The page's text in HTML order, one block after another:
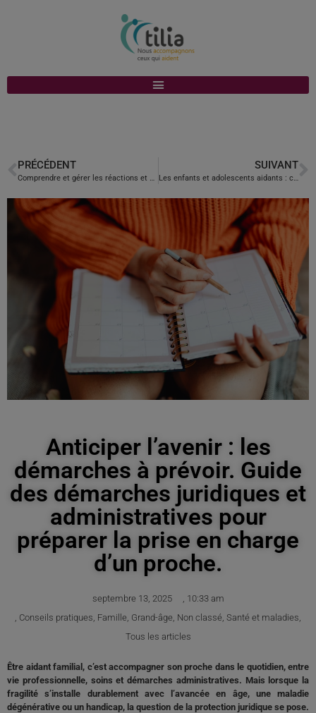
PRÉCÉDENT
Comprendre et gérer les réactions et comportements difficiles de son proche. Astuces pour faire face à l’agitation, l’agressivité ou l’apathie.
SUIVANT
Les enfants et adolescents aidants : comment les accompagner ? Comment trouver un équilibre entre la fratrie et l’enfant aidé ?
Anticiper l’avenir : les
démarches à prévoir. Guide
des démarches juridiques et
administratives pour
préparer la prise en charge
d’un proche.
septembre 13, 2025
10:33 am
Conseils pratiques Famille Grand-âge Non classé Santé et maladies
Tous les articles
Être aidant familial, c’est accompagner son proche dans le quotidien, entre
vie professionnelle, soins et démarches administratives. Mais lorsque la
fragilité s’installe durablement avec l’avancée en âge, une maladie
dégénérative ou un handicap, la question de la protection juridique se pose.